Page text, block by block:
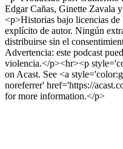
Edgar Cañas, Ginette Zavala
<p>Historias bajo licencias de
explícito de autor. Ningún
distribuirse sin el
Advertencia: este podcast
violencia.</p><hr><p
on Acast. See <a
noreferrer' href='https://
for more information.</p>